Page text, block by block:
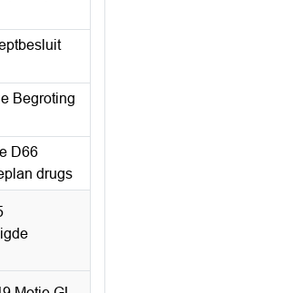
Begroting
D66
drugs